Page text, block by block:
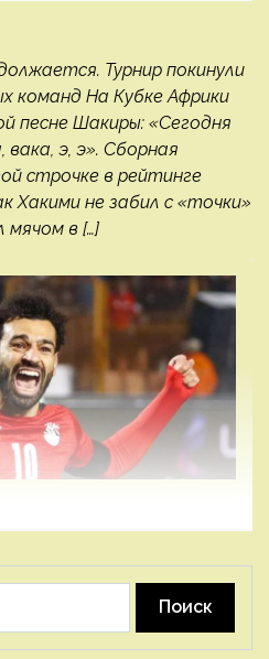
Турнир покинули
команд На Кубке Африки
песне Шакиры: «Сегодня
э, э». Сборная
строчке в рейтинге
Хакими не забил с «точки»
в […]